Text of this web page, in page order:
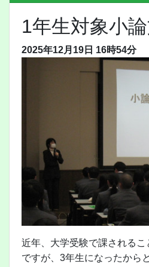
1年生対象小
2025年12月19日 16時54分
近年、大学受験で課される
ですが、3年生になったから